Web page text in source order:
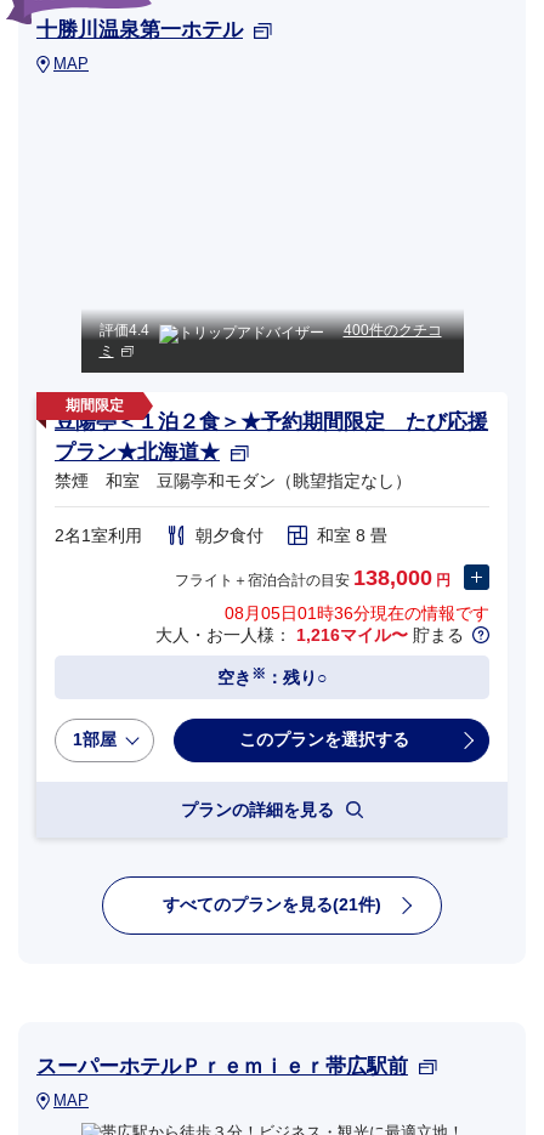
十勝川温泉第一ホテル
MAP
評価4.4
400件のクチコ
ミ
豆陽亭＜１泊２食＞★予約期間限定 たび応援
プラン★北海道★
禁煙 和室 豆陽亭和モダン（眺望指定なし）
2名1室利用 朝夕食付 和室 8 畳
フライト＋宿泊合計の目安 138,000 円
08月05日01時36分現在の情報です
大人・お一人様： 1,216マイル〜 貯まる
空き ※ ：残り○
1部屋
プランの詳細を見る
すべてのプランを見る(21件)
スーパーホテルＰｒｅｍｉｅｒ帯広駅前
MAP